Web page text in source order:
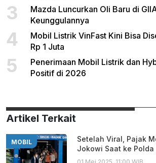
3
Mazda Luncurkan Oli Baru di
Keunggulannya
4
Mobil Listrik VinFast Kini Bisa
Rp 1 Juta
5
Penerimaan Mobil Listrik dan
Positif di 2026
Artikel Terkait
MOBIL
Setelah Viral, Pajak
Jokowi Saat ke Polda